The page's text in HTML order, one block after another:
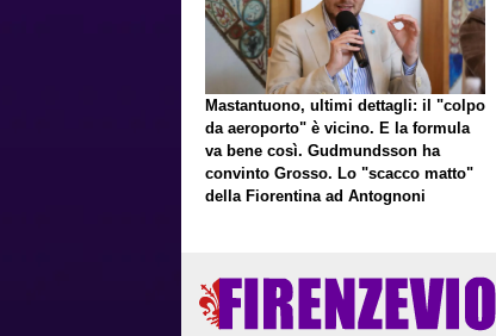
Mastantuono, ultimi dettagli: il "colpo
da aeroporto" è vicino. E la formula
va bene così. Gudmundsson ha
convinto Grosso. Lo "scacco matto"
della Fiorentina ad Antognoni